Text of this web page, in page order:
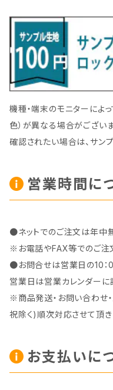
機種・端末のモニターによ
色）が異なる場合がございま
確認されたい場合は、サン
営業時間に
●ネットでのご注文は年中
※お電話やFAX等でのご注
●お問合せは営業日の10：
営業日は営業カレンダーに
※商品発送・お問い合わせ
祝除く)順次対応させて頂き
お支払いに